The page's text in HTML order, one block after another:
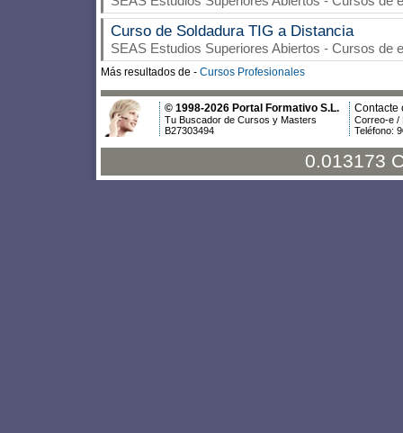
Curso de Soldadura TIG a Distancia
SEAS Estudios Superiores Abiertos - Cursos de
Más resultados de - Cursos Profesionales
© 1998-2026 Portal Formativo S.L.
Tu Buscador de Cursos y Masters
B27303494
Contacte
Correo-e /
Teléfono:
0.013173